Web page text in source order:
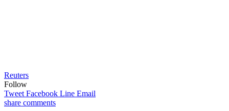
Reuters
Follow
Tweet Facebook Line Email
share comments